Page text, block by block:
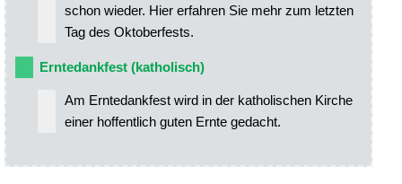
schon wieder. Hier erfahren Sie mehr zum letzten
Tag des Oktoberfests.
Erntedankfest (katholisch)
Am Erntedankfest wird in der katholischen Kirche
einer hoffentlich guten Ernte gedacht.